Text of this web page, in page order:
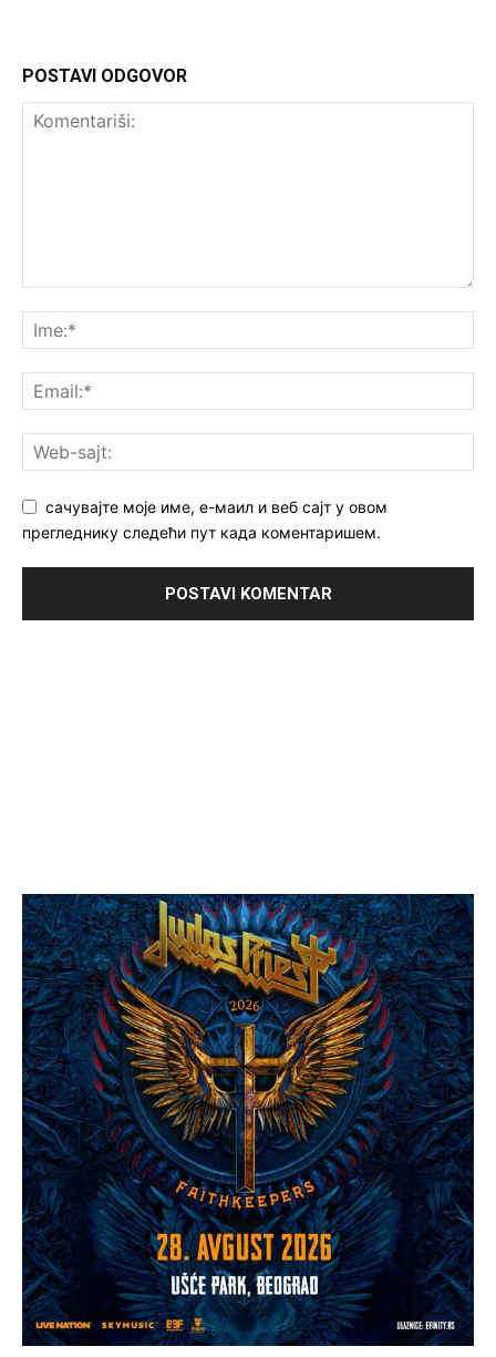
POSTAVI ODGOVOR
сачувајте моје име, е-маил и веб сајт у овом
прегледнику следећи пут када коментаришем.